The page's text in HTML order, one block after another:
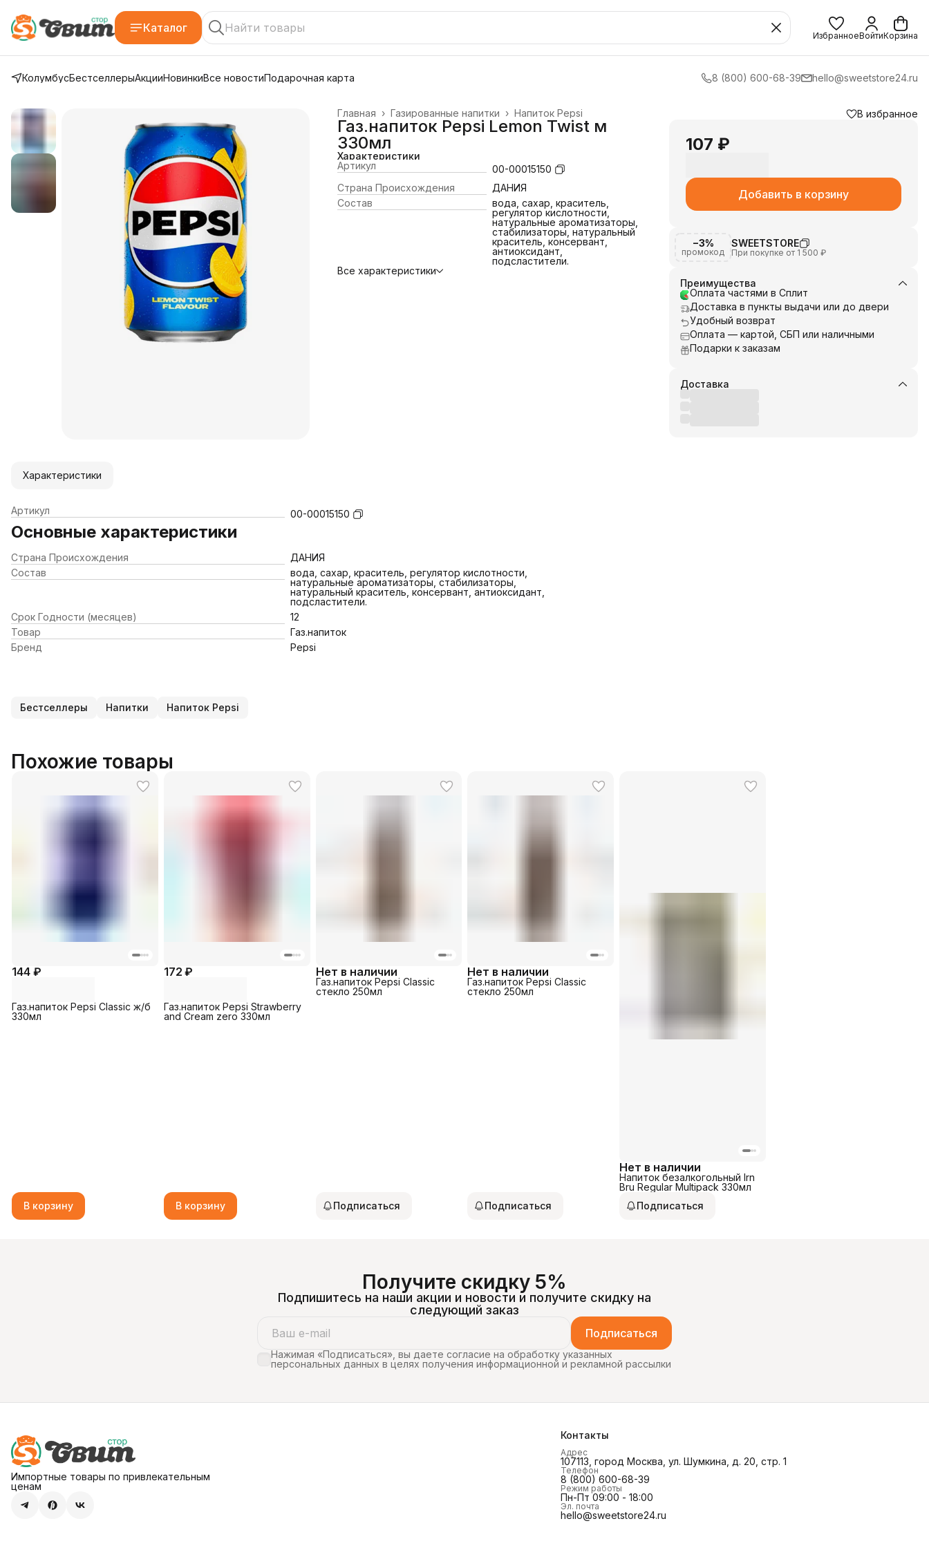
Каталог
ИзбранноеВойтиКорзина
КолумбусБестселлерыАкцииНовинкиВсе новостиПодарочная карта 8 (800) 600-68-39 hello@sweetstore24.ru
Напиток Pepsi
Газированные напитки ›
Главная ›
Газ.напиток Pepsi Lemon Twist м
330мл
Характеристики
Артикул
00-00015150
Страна Происхождения
ДАНИЯ
Состав
вода, сахар, краситель,
регулятор кислотности,
натуральные ароматизаторы,
стабилизаторы, натуральный
краситель, консервант,
антиоксидант,
подсластители.
Все характеристики
В избранное
107 ₽
Добавить в корзину
−3%
промокод
SWEETSTORE
При покупке от 1 500 ₽
Преимущества
Оплата частями в Сплит
Доставка в пункты выдачи или до двери
Удобный возврат
Оплата — картой, СБП или наличными
Подарки к заказам
Доставка
Характеристики
Артикул 00-00015150
Основные характеристики
Страна Происхождения
ДАНИЯ
Состав
вода, сахар, краситель, регулятор кислотности,
натуральные ароматизаторы, стабилизаторы,
натуральный краситель, консервант, антиоксидант,
подсластители.
Срок Годности (месяцев)
12
Товар
Газ.напиток
Бренд
Pepsi
Бестселлеры Напитки Напиток Pepsi
Похожие товары
144 ₽
Газ.напиток Pepsi Classic ж/б
330мл
В корзину
172 ₽
Газ.напиток Pepsi Strawberry
and Cream zero 330мл
В корзину
Нет в наличии
Газ.напиток Pepsi Classic
стекло 250мл
Подписаться
Нет в наличии
Газ.напиток Pepsi Classic
стекло 250мл
Подписаться
Нет в наличии
Напиток безалкогольный Irn
Bru Regular Multipack 330мл
Подписаться
Получите скидку 5%
Подпишитесь на наши акции и новости и получите скидку на
следующий заказ
Подписаться
Нажимая «Подписаться», вы даете согласие на обработку указанных
персональных данных в целях получения информационной и рекламной рассылки
Импортные товары по привлекательным
ценам
Контакты
Адрес
107113, город Москва, ул. Шумкина, д. 20, стр. 1
Телефон
8 (800) 600-68-39
Режим работы
Пн-Пт 09:00 - 18:00
Эл. почта
hello@sweetstore24.ru